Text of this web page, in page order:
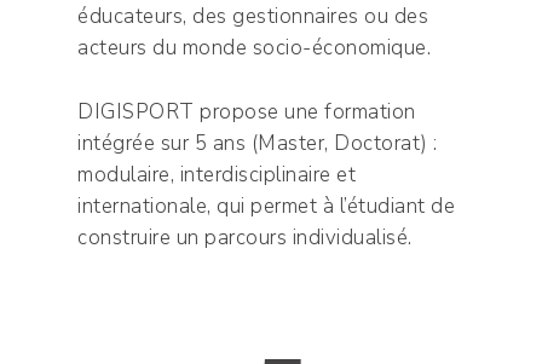
éducateurs, des gestionnaires ou des
acteurs du monde socio-économique.
DIGISPORT propose une formation
intégrée sur 5 ans (Master, Doctorat) :
modulaire, interdisciplinaire et
internationale, qui permet à l’étudiant de
construire un parcours individualisé.